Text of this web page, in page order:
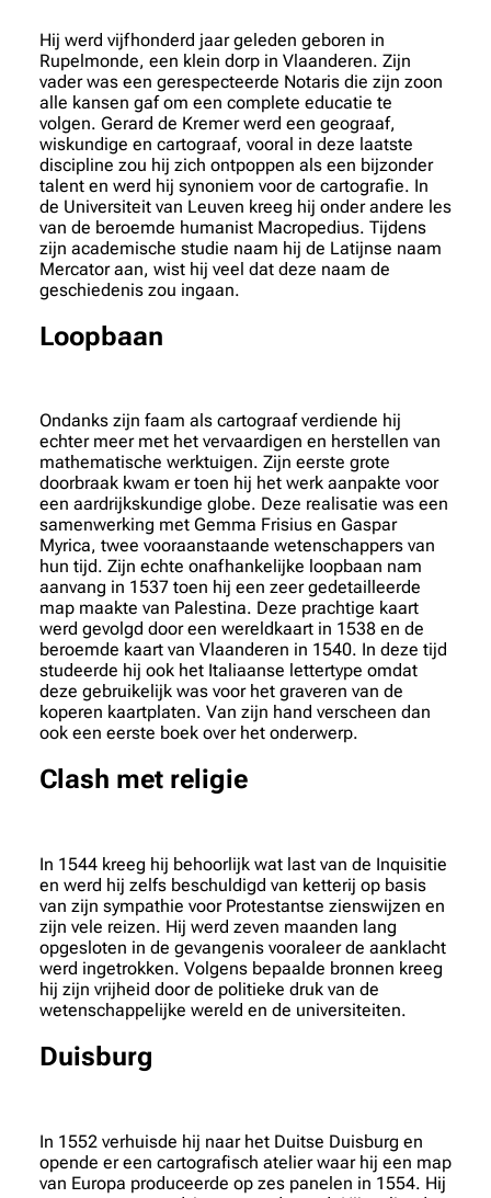
Hij werd vijfhonderd jaar geleden geboren in
Rupelmonde, een klein dorp in Vlaanderen. Zijn
vader was een gerespecteerde Notaris die zijn zoon
alle kansen gaf om een complete educatie te
volgen. Gerard de Kremer werd een geograaf,
wiskundige en cartograaf, vooral in deze laatste
discipline zou hij zich ontpoppen als een bijzonder
talent en werd hij synoniem voor de cartografie. In
de Universiteit van Leuven kreeg hij onder andere les
van de beroemde humanist Macropedius. Tijdens
zijn academische studie naam hij de Latijnse naam
Mercator aan, wist hij veel dat deze naam de
geschiedenis zou ingaan.
Loopbaan
Ondanks zijn faam als cartograaf verdiende hij
echter meer met het vervaardigen en herstellen van
mathematische werktuigen. Zijn eerste grote
doorbraak kwam er toen hij het werk aanpakte voor
een aardrijkskundige globe. Deze realisatie was een
samenwerking met Gemma Frisius en Gaspar
Myrica, twee vooraanstaande wetenschappers van
hun tijd. Zijn echte onafhankelijke loopbaan nam
aanvang in 1537 toen hij een zeer gedetailleerde
map maakte van Palestina. Deze prachtige kaart
werd gevolgd door een wereldkaart in 1538 en de
beroemde kaart van Vlaanderen in 1540. In deze tijd
studeerde hij ook het Italiaanse lettertype omdat
deze gebruikelijk was voor het graveren van de
koperen kaartplaten. Van zijn hand verscheen dan
ook een eerste boek over het onderwerp.
Clash met religie
In 1544 kreeg hij behoorlijk wat last van de Inquisitie
en werd hij zelfs beschuldigd van ketterij op basis
van zijn sympathie voor Protestantse zienswijzen en
zijn vele reizen. Hij werd zeven maanden lang
opgesloten in de gevangenis vooraleer de aanklacht
werd ingetrokken. Volgens bepaalde bronnen kreeg
hij zijn vrijheid door de politieke druk van de
wetenschappelijke wereld en de universiteiten.
Duisburg
In 1552 verhuisde hij naar het Duitse Duisburg en
opende er een cartografisch atelier waar hij een map
van Europa produceerde op zes panelen in 1554. Hij